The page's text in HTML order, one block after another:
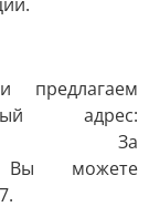
предлагаем
адрес:
За
Вы можете